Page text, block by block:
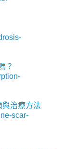
？
治療方法
scar-